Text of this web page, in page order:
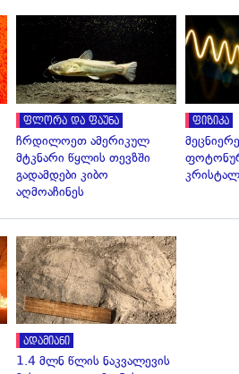
ფლორა და ფაუნა
ჩრდილოეთ ამერიკულ
მტკნარი წყლის თევზში
გადამდები კიბო
აღმოაჩინეს
ფიზიკა
ადამიანი
1.4 მლნ წლის ნაკვალევის